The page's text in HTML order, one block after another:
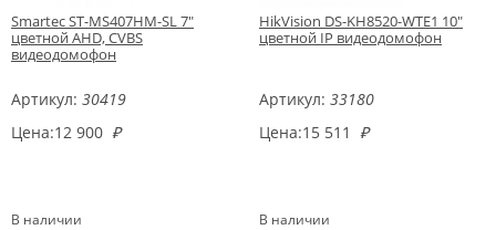
Smartec ST-MS407HM-SL 7"
цветной AHD, CVBS
видеодомофон
Артикул: 30419
Цена:12 900 ₽
В наличии
HikVision DS-KH8520-WTE1 10"
цветной IP видеодомофон
Артикул: 33180
Цена:15 511 ₽
В наличии